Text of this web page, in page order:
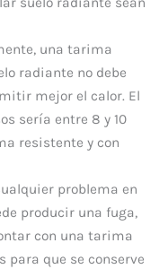
una tarima
radiante no debe
mejor el calor. El
sería entre 8 y 10
resistente y con
problema en
producir una fuga,
con una tarima
para que se conserve